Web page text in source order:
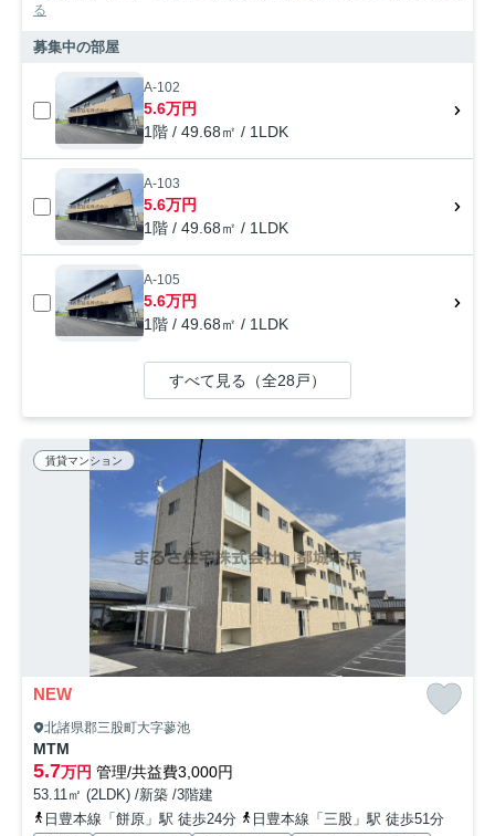
る
募集中の部屋
A-102
5.6万円
1階 / 49.68㎡ / 1LDK
A-103
5.6万円
1階 / 49.68㎡ / 1LDK
A-105
5.6万円
1階 / 49.68㎡ / 1LDK
すべて見る（全28戸）
賃貸マンション
NEW
北諸県郡三股町大字蓼池
MTM
5.7万円 管理/共益費3,000円
53.11㎡ (2LDK) /新築 /3階建
日豊本線「餅原」駅 徒歩24分
日豊本線「三股」駅 徒歩51分